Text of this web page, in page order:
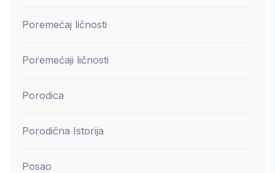
Poremećaj ličnosti
Poremećaji ličnosti
Porodica
Porodična Istorija
Posao